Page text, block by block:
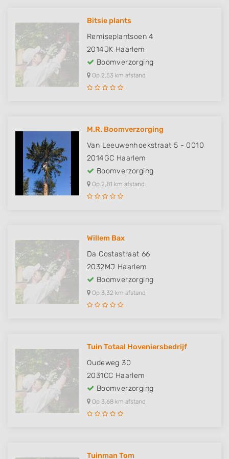
Bitsie plants
Remiseplantsoen 4
2014JK Haarlem
Boomverzorging
Op 2,53 km afstand
M.R. Boomverzorging
Van Leeuwenhoekstraat 5 - 0010
2014GC Haarlem
Boomverzorging
Op 2,81 km afstand
Willem Bax
Da Costastraat 66
2032MJ Haarlem
Boomverzorging
Op 3,32 km afstand
Tuin Totaal Hoveniersbedrijf
Oudeweg 30
2031CC Haarlem
Boomverzorging
Op 3,68 km afstand
Tuinman Tom